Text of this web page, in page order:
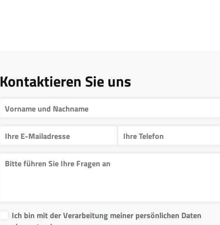
Kontaktieren Sie uns
Ich bin mit der Verarbeitung meiner persönlichen Daten